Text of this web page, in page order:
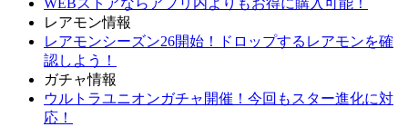
レアモン情報
レアモンシーズン26開始！ドロップするレアモンを確
認しよう！
ガチャ情報
ウルトラユニオンガチャ開催！今回もスター進化に対
応！